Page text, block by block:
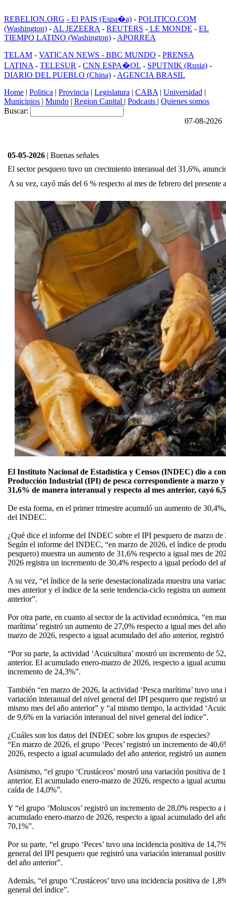
REBELION.ORG - El PAIS (Espa�a) - POLITICO.COM
(Washington) - AL JEZEERA - REUTERS - LE MONDE - EL
TIEMPO LATINO (Washington) - APORREA
TELAM - VATICAN NEWS - BBC MUNDO - PRENSA
LATINA - TELESUR - CNN ESPA�OL - SPUTNIK (Rusia) -
DIARIO DEL PUEBLO (China) - AGENCIA BRASIL
Home | Politica | Provincia | Legislatura | CABA | Universidad |
Municipios | Mundo | Region Capital | Podcasts | Quienes somos
Buscar:
07-08-2026
05-05-2026 | Buenas señales
El sector pesquero tuvo un crecimiento interanual del 31,6%,
A su vez, cayó más del 6 % respecto al mes de febrero del presente
El Instituto Nacional de Estadística y Censos (INDEC) dio a
Producción Industrial (IPI) de pesca correspondiente a marzo
31,6% de manera interanual y respecto al mes anterior, cayó
De esta forma, en el primer trimestre acumuló un aumento de
del INDEC.
¿Qué dice el informe del INDEC sobre el IPI pesquero de marzo de
Según el informe del INDEC, “en marzo de 2026, el índice de
pesquero) muestra un aumento de 31,6% respecto a igual mes de
2026 registra un incremento de 30,4% respecto a igual período del
A su vez, “el índice de la serie desestacionalizada muestra una
mes anterior y el índice de la serie tendencia-ciclo registra un
anterior”.
Por otra parte, en cuanto al sector de la actividad económica, “en
marítima’ registró un aumento de 27,0% respecto a igual mes del
marzo de 2026, respecto a igual acumulado del año anterior,
“Por su parte, la actividad ‘Acuicultura’ mostró un incremento de
anterior. El acumulado enero-marzo de 2026, respecto a igual
incremento de 24,3%”.
También “en marzo de 2026, la actividad ‘Pesca marítima’ tuvo
variación interanual del nivel general del IPI pesquero que registró
mismo mes del año anterior” y “al mismo tiempo, la actividad
de 9,6% en la variación interanual del nivel general del índice”.
¿Cuáles son los datos del INDEC sobre los grupos de especies?
“En marzo de 2026, el grupo ‘Peces’ registró un incremento de
2026, respecto a igual acumulado del año anterior, registró un
Asimismo, “el grupo ‘Crustáceos’ mostró una variación positiva de
anterior. El acumulado enero-marzo de 2026, respecto a igual
caída de 14,0%”.
Y “el grupo ‘Moluscos’ registró un incremento de 28,0% respecto a
acumulado enero-marzo de 2026, respecto a igual acumulado del
70,1%”.
Por su parte, “el grupo ‘Peces’ tuvo una incidencia positiva de
general del IPI pesquero que registró una variación interanual
del año anterior”.
Además, “el grupo ‘Crustáceos’ tuvo una incidencia positiva de
general del índice”.